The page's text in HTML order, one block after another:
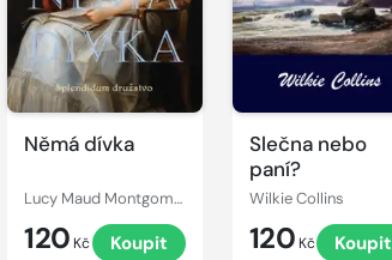
Němá dívka
Lucy Maud Montgomery
120 Kč Koupit
Slečna nebo
paní?
Wilkie Collins
120 Kč Koupit